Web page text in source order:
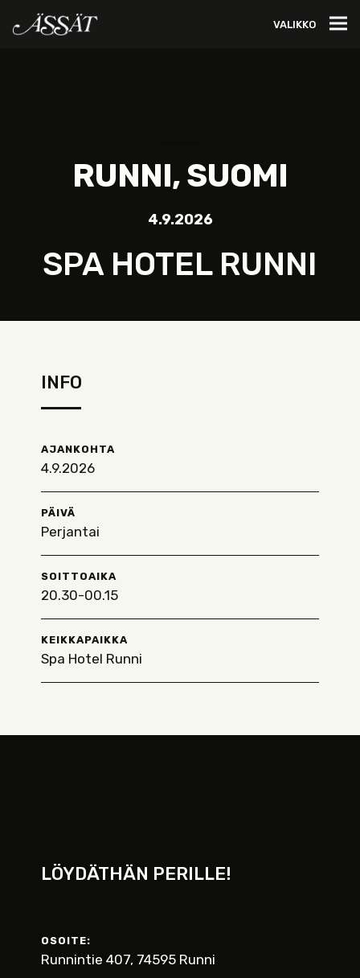
VALIKKO
RUNNI, SUOMI
4.9.2026
SPA HOTEL RUNNI
INFO
AJANKOHTA
4.9.2026
PÄIVÄ
Perjantai
SOITTOAIKA
20.30-00.15
KEIKKAPAIKKA
Spa Hotel Runni
LÖYDÄTHÄN PERILLE!
OSOITE:
Runnintie 407, 74595 Runni